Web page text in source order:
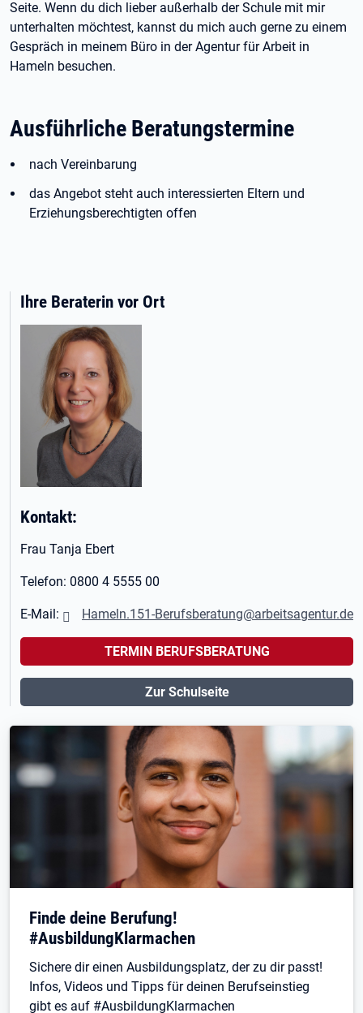
Seite. Wenn du dich lieber außerhalb der Schule mit mir
unterhalten möchtest, kannst du mich auch gerne zu einem
Gespräch in meinem Büro in der Agentur für Arbeit in
Hameln besuchen.
Ausführliche Beratungstermine
nach Vereinbarung
das Angebot steht auch interessierten Eltern und
Erziehungsberechtigten offen
Ihre Beraterin vor Ort
Kontakt:
Frau Tanja Ebert
Telefon: 0800 4 5555 00
E-Mail: Hameln.151-Berufsberatung@arbeitsagentur.de
TERMIN BERUFSBERATUNG
Zur Schulseite
Finde deine Berufung!
#AusbildungKlarmachen
Sichere dir einen Ausbildungsplatz, der zu dir passt!
Infos, Videos und Tipps für deinen Berufseinstieg
gibt es auf #AusbildungKlarmachen